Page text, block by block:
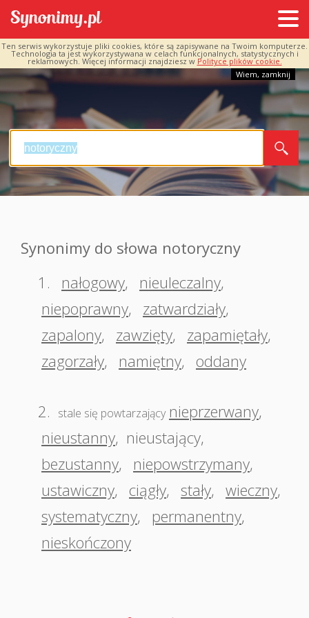
Ten serwis wykorzystuje pliki cookies, które są zapisywane na Twoim komputerze.
Technologia ta jest wykorzystywana w celach funkcjonalnych, statystycznych i
reklamowych. Więcej informacji znajdziesz w Polityce plików cookie.
Wiem, zamknij
Synonimy do słowa notoryczny
1.
nałogowy, nieuleczalny,
niepoprawny, zatwardziały,
zapalony, zawzięty, zapamiętały,
zagorzały, namiętny, oddany
2. stale się powtarzający nieprzerwany,
nieustanny, nieustający,
bezustanny, niepowstrzymany,
ustawiczny, ciągły, stały, wieczny,
systematyczny, permanentny,
nieskończony